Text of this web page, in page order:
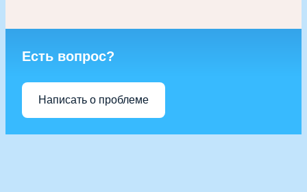
Есть вопрос?
Написать о проблеме